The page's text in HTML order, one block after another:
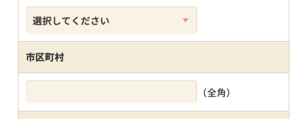
市区町村
（全角）